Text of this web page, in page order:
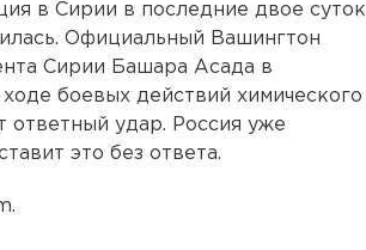
в Сирии в последние двое суток
Официальный Вашингтон
Сирии Башара Асада в
боевых действий химического
ответный удар. Россия уже
это без ответа.